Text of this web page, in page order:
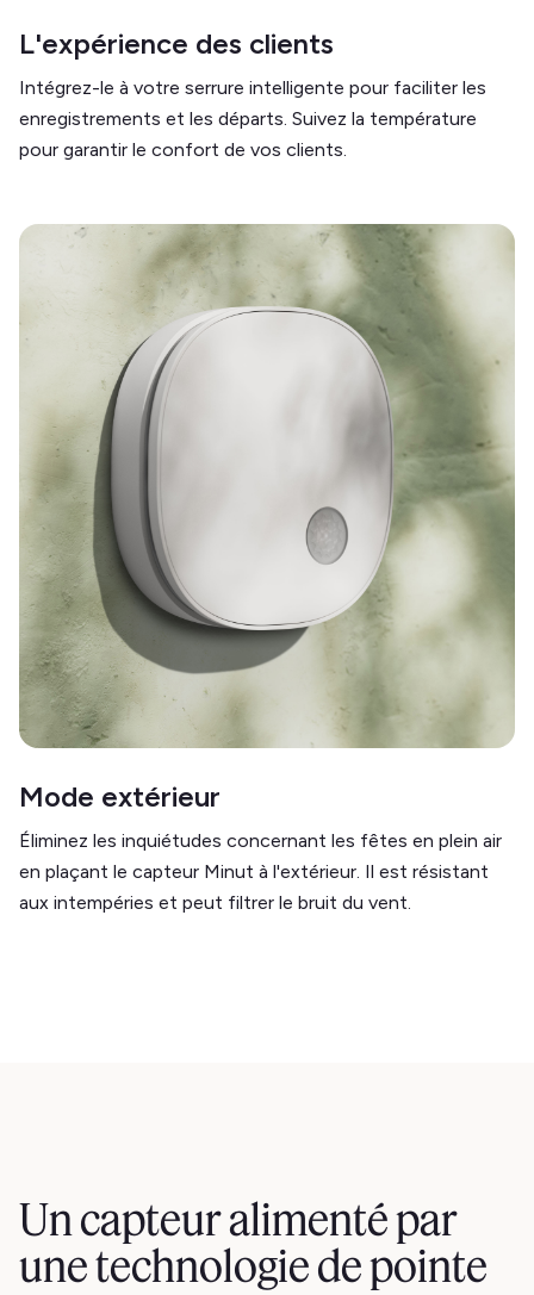
L'expérience des clients
Intégrez-le à votre serrure intelligente pour faciliter les
enregistrements et les départs. Suivez la température
pour garantir le confort de vos clients.
Mode extérieur
Éliminez les inquiétudes concernant les fêtes en plein air
en plaçant le capteur Minut à l'extérieur. Il est résistant
aux intempéries et peut filtrer le bruit du vent.
Un capteur alimenté par
une technologie de pointe